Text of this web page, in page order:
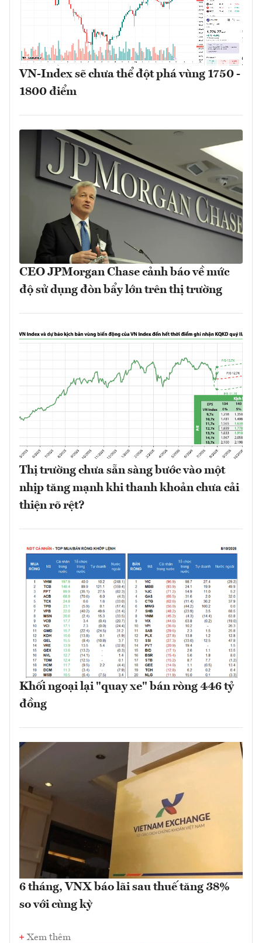
VN-Index sẽ chưa thể đột phá vùng 1750 -
1800 điểm
CEO JPMorgan Chase cảnh báo về mức
độ sử dụng đòn bẩy lớn trên thị trường
Thị trường chưa sẵn sàng bước vào một
nhịp tăng mạnh khi thanh khoản chưa cải
thiện rõ rệt?
Khối ngoại lại "quay xe" bán ròng 446 tỷ
đồng
6 tháng, VNX báo lãi sau thuế tăng 38%
so với cùng kỳ
Xem thêm